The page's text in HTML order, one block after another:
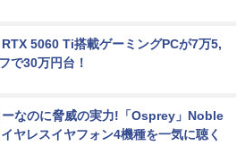
5060 Ti搭載ゲーミングPCが7万5,
で30万円台！
ーなのに脅威の実力!「Osprey」Noble
ヤレスイヤフォン4機種を一気に聴く